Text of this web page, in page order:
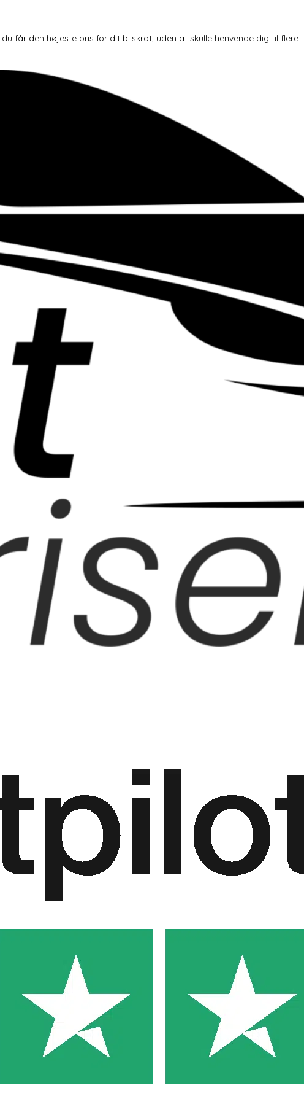
får den højeste pris for dit bilskrot, uden at skulle henvende dig til flere